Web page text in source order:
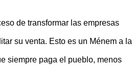
de transformar las empresas
su venta. Esto es un Ménem a la
siempre paga el pueblo, menos